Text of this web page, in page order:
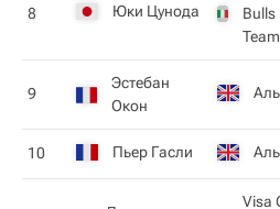
8 Юки Цунода
Bulls
Team
9
Эстебан
Окон
10 Пьер Гасли
Visa